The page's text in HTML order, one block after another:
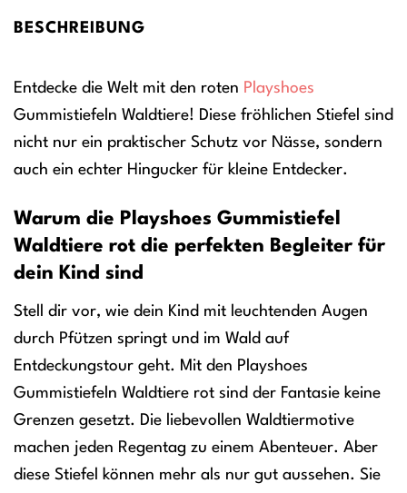
BESCHREIBUNG
Entdecke die Welt mit den roten Playshoes
Gummistiefeln Waldtiere! Diese fröhlichen Stiefel sind
nicht nur ein praktischer Schutz vor Nässe, sondern
auch ein echter Hingucker für kleine Entdecker.
Warum die Playshoes Gummistiefel
Waldtiere rot die perfekten Begleiter für
dein Kind sind
Stell dir vor, wie dein Kind mit leuchtenden Augen
durch Pfützen springt und im Wald auf
Entdeckungstour geht. Mit den Playshoes
Gummistiefeln Waldtiere rot sind der Fantasie keine
Grenzen gesetzt. Die liebevollen Waldtiermotive
machen jeden Regentag zu einem Abenteuer. Aber
diese Stiefel können mehr als nur gut aussehen. Sie